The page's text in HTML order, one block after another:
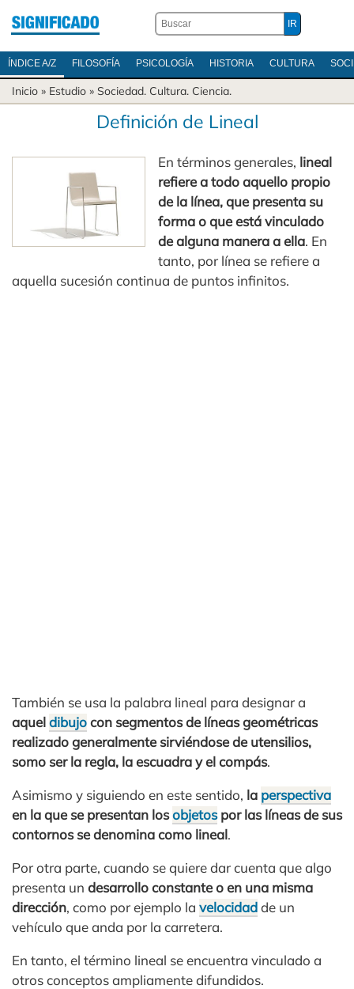
ÍNDICE A/Z FILOSOFÍA PSICOLOGÍA HISTORIA CULTURA
Inicio » Estudio » Sociedad. Cultura. Ciencia.
Definición de Lineal
En términos generales, lineal
refiere a todo aquello propio
de la línea, que presenta su
forma o que está vinculado
de alguna manera a ella. En
tanto, por línea se refiere a
aquella sucesión continua de puntos infinitos.
También se usa la palabra lineal para designar a
aqueldibujocon segmentos de líneas geométricas
realizado generalmente sirviéndose de utensilios,
somo ser la regla, la escuadra y el compás.
Asimismo y siguiendo en este sentido, la perspectiva
en la que se presentan losobjetospor las líneas de sus
contornos se denomina como lineal.
Por otra parte, cuando se quiere dar cuenta que algo
presenta un desarrollo constante o en una misma
dirección, como por ejemplo la velocidadde un
vehículo que anda por la carretera.
En tanto, el término lineal se encuentra vinculado a
otros conceptos ampliamente difundidos.